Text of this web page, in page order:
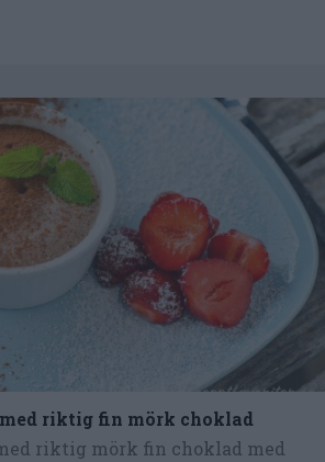
riktig fin mörk choklad
riktig mörk fin choklad med